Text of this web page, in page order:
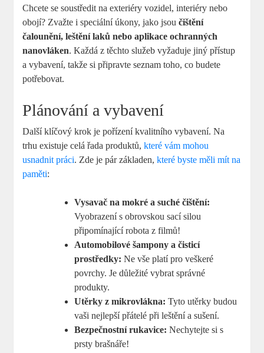
Chcete se soustředit na exteriéry vozidel, interiéry nebo
obojí? Zvažte i speciální úkony, jako jsoučištění
čalounění, leštění laků nebo aplikace ochranných
nanovláken. Každá z těchto služeb vyžaduje jiný přístup
a vybavení, takže si připravte seznam toho, co budete
potřebovat.
Plánování a vybavení
Další klíčový krok je pořízení kvalitního vybavení. Na
trhu existuje celá řada produktů,které vám mohou
usnadnit práci. Zde je pár základen,které byste měli mít na
paměti:
Vysavač na mokré a suché čištění:
Vyobrazení s obrovskou sací silou
připomínající robota z filmů!
Automobilové šampony a čisticí
prostředky: Ne vše platí pro veškeré
povrchy. Je důležité vybrat správné
produkty.
Utěrky z mikrovlákna: Tyto utěrky budou
vaši nejlepší přátelé při leštění a sušení.
Bezpečnostní rukavice: Nechytejte si s
prsty brašnáře!